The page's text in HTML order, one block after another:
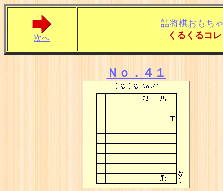
次へ
詰将棋おもち
くるくるコ
Ｎｏ．４１